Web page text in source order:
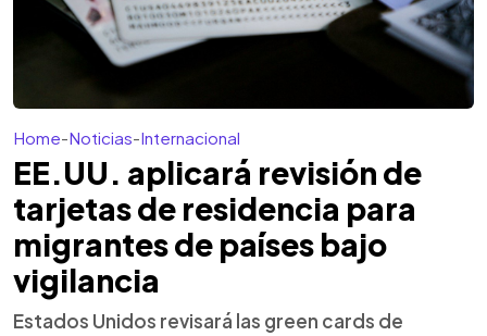
Home-Noticias-Internacional
EE.UU. aplicará revisión de
tarjetas de residencia para
migrantes de países bajo
vigilancia
Estados Unidos revisará las green cards de